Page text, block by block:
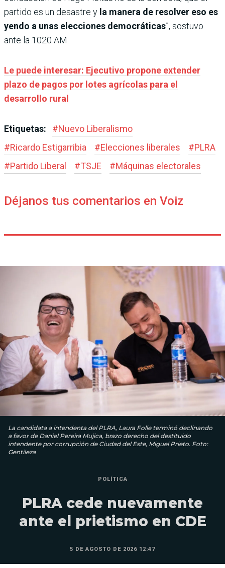
partido es un desastre y la manera de resolver eso es
yendo a unas elecciones democráticas”, sostuvo
ante la 1020 AM.
Le puede interesar: Ejecutivo propone extender
plazo de pagos por lotes agrícolas para el
desarrollo rural
Etiquetas: #Nuevo Liberalismo
#Ricardo Estigarribia #Elecciones liberales #PLRA
#Partido Liberal #TSJE #Máquinas electorales
Déjanos tus comentarios en Voiz
La candidata a intendenta del PLRA, Laura Folle terminó declinando
a favor de Daniel Pereira Mujica, brazo derecho del destituido
intendente por corrupción de Ciudad del Este, Miguel Prieto. Foto:
Gentileza
POLÍTICA
PLRA cede nuevamente
ante el prietismo en CDE
5 DE AGOSTO DE 2026 12:47